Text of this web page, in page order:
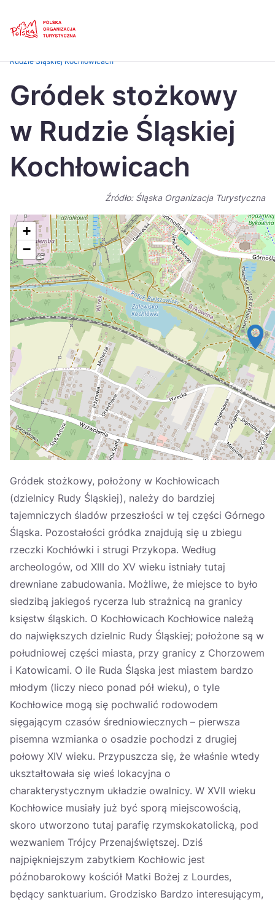
Česká
Dansk
Italiano
日本
Português
Suomi
Україна
Zamknij
Rudzie Śląskiej Kochłowicach
Gródek stożkowy
w Rudzie Śląskiej
Kochłowicach
Źródło: Śląska Organizacja Turystyczna
+
−
Gródek stożkowy, położony w Kochłowicach
(dzielnicy Rudy Śląskiej), należy do bardziej
tajemniczych śladów przeszłości w tej części Górnego
Śląska. Pozostałości gródka znajdują się u zbiegu
rzeczki Kochłówki i strugi Przykopa. Według
archeologów, od XIII do XV wieku istniały tutaj
drewniane zabudowania. Możliwe, że miejsce to było
siedzibą jakiegoś rycerza lub strażnicą na granicy
księstw śląskich. O Kochłowicach Kochłowice należą
do największych dzielnic Rudy Śląskiej; położone są w
południowej części miasta, przy granicy z Chorzowem
i Katowicami. O ile Ruda Śląska jest miastem bardzo
młodym (liczy nieco ponad pół wieku), o tyle
Kochłowice mogą się pochwalić rodowodem
sięgającym czasów średniowiecznych – pierwsza
pisemna wzmianka o osadzie pochodzi z drugiej
połowy XIV wieku. Przypuszcza się, że właśnie wtedy
ukształtowała się wieś lokacyjna o
charakterystycznym układzie owalnicy. W XVII wieku
Kochłowice musiały już być sporą miejscowością,
skoro utworzono tutaj parafię rzymskokatolicką, pod
wezwaniem Trójcy Przenajświętszej. Dziś
najpiękniejszym zabytkiem Kochłowic jest
późnobarokowy kościół Matki Bożej z Lourdes,
będący sanktuarium. Grodzisko Bardzo interesującym,